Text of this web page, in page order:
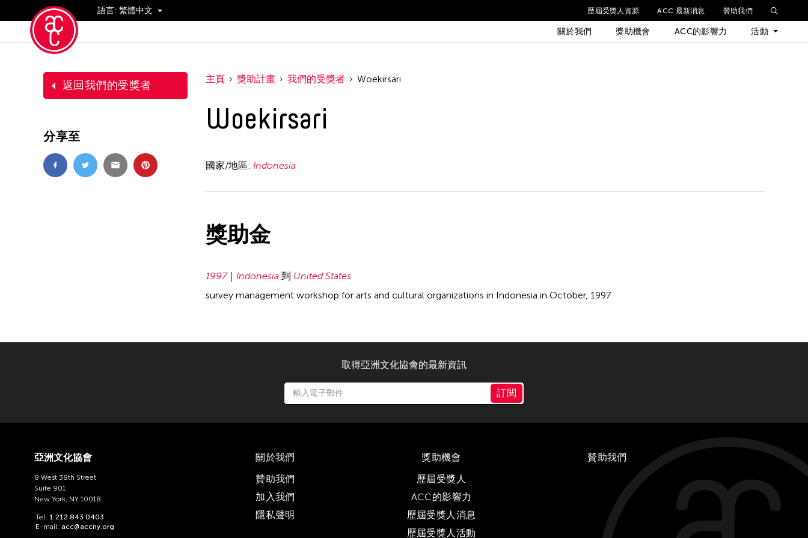
語言: 繁體中文 歷屆受獎人資源 ACC 最新消息 贊助我們
關於我們 獎助機會 ACC的影響力 活動
活動
返回我們的受獎者
分享至
主頁 獎助計畫 我們的受獎者 Woekirsari
Woekirsari
國家/地區: Indonesia
獎助金
1997 Indonesia 到 United States
survey management workshop for arts and cultural organizations in Indonesia in October, 1997
取得亞洲文化協會的最新資訊
訂閱
亞洲文化協會
8 West 38th Street
Suite 901
New York, NY 10018
Tel: 1 212 843 0403
E-mail: acc@accny.org
關於我們
贊助我們
加入我們
隱私聲明
獎助機會
歷屆受獎人
ACC的影響力
歷屆受獎人消息
歷屆受獎人活動
贊助我們